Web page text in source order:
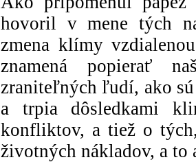
hovoril v mene tých
zmena klímy
znamená popierať
zraniteľných ľudí, ako
a trpia dôsledkami
konfliktov, a tiež o
životných nákladov, a to